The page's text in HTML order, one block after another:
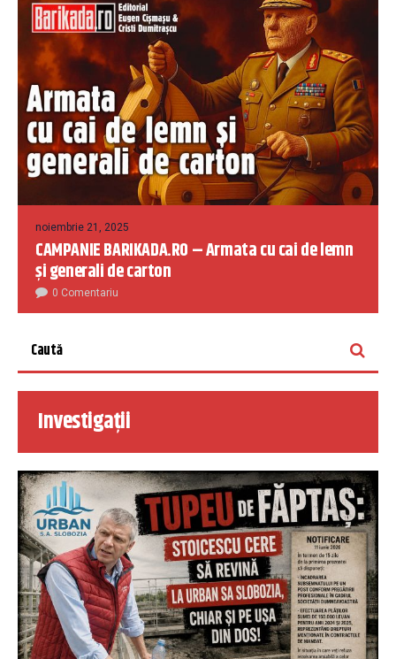
noiembrie 21, 2025
CAMPANIE BARIKADA.RO – Armata cu cai de lemn
și generali de carton
0 Comentariu
Investigații